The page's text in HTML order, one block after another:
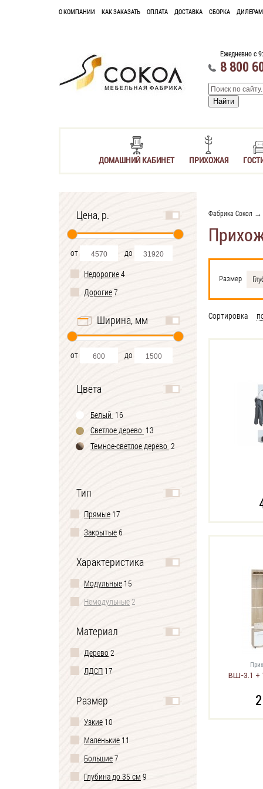
О КОМПАНИИ КАК ЗАКАЗАТЬ ОПЛАТА ДОСТАВКА СБОРКА ДИЛЕРАМ
Ежедневно с
8 800
ДОМАШНИЙ КАБИНЕТ ПРИХОЖАЯ
Цена, р.
от
до
Недорогие4
Дорогие7
Ширина, мм
от до
Цвета
Белый 16
Светлое дерево 13
Темное-cветлое дерево 2
Тип
Прямые 17
Закрытые6
Характеристика
Модульные 15
Немодульные2
Материал
Дерево 2
ЛДСП 17
Размер
Узкие 10
Маленькие 11
Большие7
Глубина до 35 см 9
Фабрика Сокол →
Размер
Сортировка
ВШ-3.1 +